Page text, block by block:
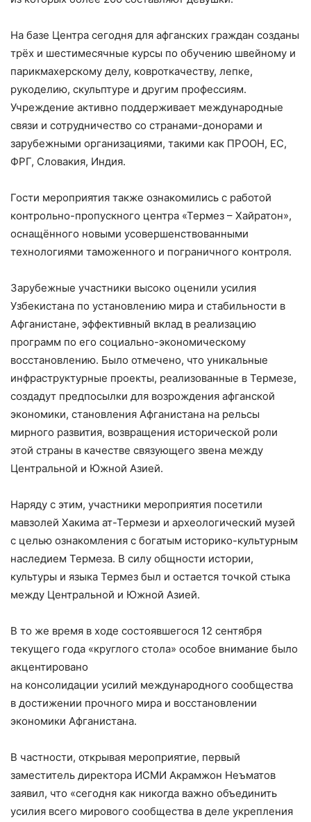
На базе Центра сегодня для афганских граждан созданы
трёх и шестимесячные курсы по обучению швейному и
парикмахерскому делу, ковроткачеству, лепке,
рукоделию, скульптуре и другим профессиям.
Учреждение активно поддерживает международные
связи и сотрудничество со странами-донорами и
зарубежными организациями, такими как ПРООН, ЕС,
ФРГ, Словакия, Индия.
Гости мероприятия также ознакомились с работой
контрольно-пропускного центра «Термез – Хайратон»,
оснащённого новыми усовершенствованными
технологиями таможенного и пограничного контроля.
Зарубежные участники высоко оценили усилия
Узбекистана по установлению мира и стабильности в
Афганистане, эффективный вклад в реализацию
программ по его социально-экономическому
восстановлению. Было отмечено, что уникальные
инфраструктурные проекты, реализованные в Термезе,
создадут предпосылки для возрождения афганской
экономики, становления Афганистана на рельсы
мирного развития, возвращения исторической роли
этой страны в качестве связующего звена между
Центральной и Южной Азией.
Наряду с этим, участники мероприятия посетили
мавзолей Хакима ат-Термези и археологический музей
с целью ознакомления с богатым историко-культурным
наследием Термеза. В силу общности истории,
культуры и языка Термез был и остается точкой стыка
между Центральной и Южной Азией.
В то же время в ходе состоявшегося 12 сентября
текущего года «круглого стола» особое внимание было
акцентировано
на консолидации усилий международного сообщества
в достижении прочного мира и восстановлении
экономики Афганистана.
В частности, открывая мероприятие, первый
заместитель директора ИСМИ Акрамжон Неъматов
заявил, что «сегодня как никогда важно объединить
усилия всего мирового сообщества в деле укрепления